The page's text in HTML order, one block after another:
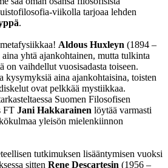
viikolla tarjoaa lehden
.
Aldous Huxleyn (1894 –
yhtä ajankohtainen, mutta tulkinta
on vaihdellut vuosisadasta toiseen.
kysymyksiä aina ajankohtaisina, toisten
ovat pelkkää mystiikkaa.
Suomen Filosofisen
FT Jani Hakkarainen löytää varmasti
yleisön mielenkiinnon
tutkimuksen lisääntymisen vuoksi
sitten Rene Descartesin (1956 –